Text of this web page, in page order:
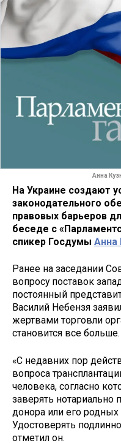
Анна
На Украине создают
законодательного
правовых барьеров
беседе с
спикер Госдумы Анна
Ранее на заседании
вопросу поставок
постоянный
Василий Небензя
жертвами торговли
становится все больше.
«С недавних пор
вопроса
человека, согласно
заверять нотариально
донора или его родных
Удостоверять
отметил он.